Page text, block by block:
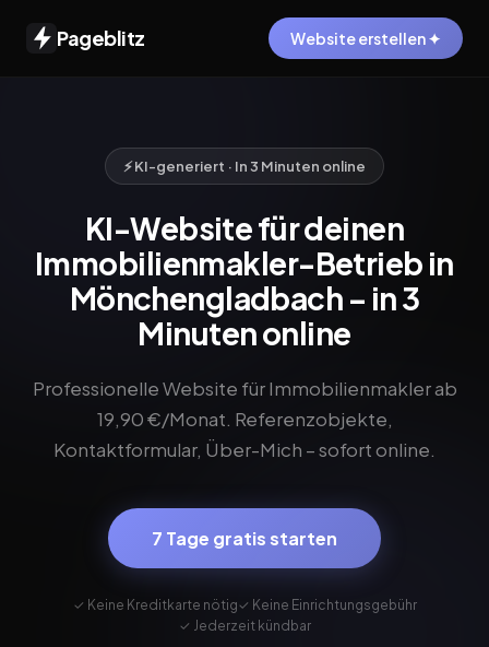
Pageblitz Website erstellen ✦
⚡ KI-generiert · In 3 Minuten online
KI-Website für deinen
Immobilienmakler-Betrieb in
Mönchengladbach – in 3
Minuten online
Professionelle Website für Immobilienmakler ab
19,90 €/Monat. Referenzobjekte,
Kontaktformular, Über-Mich – sofort online.
7 Tage gratis starten
✓ Keine Kreditkarte nötig✓ Keine Einrichtungsgebühr
✓ Jederzeit kündbar